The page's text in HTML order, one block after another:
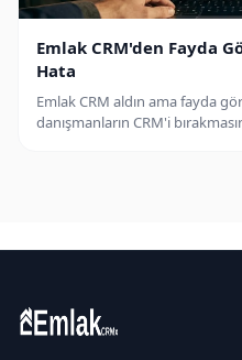
Emlak CRM'den Fayda
Hata
Emlak CRM aldın ama fayda
danışmanların CRM'i